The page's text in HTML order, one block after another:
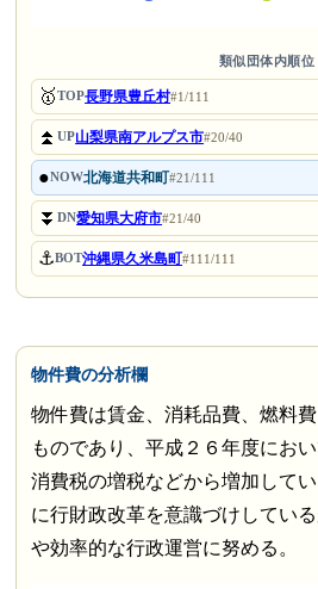
類似団体内順位
🥇TOP長野県豊丘村#1/111
⏫UP山梨県南アルプス市#20/40
●NOW北海道共和町#21/111
⏬DN愛知県大府市#21/40
⚓BOT沖縄県久米島町#111/111
物件費の分析欄
物件費は賃金、消耗品費、燃料
ものであり、平成２６年度にお
消費税の増税などから増加して
に行財政改革を意識づけしてい
や効率的な行政運営に努める。